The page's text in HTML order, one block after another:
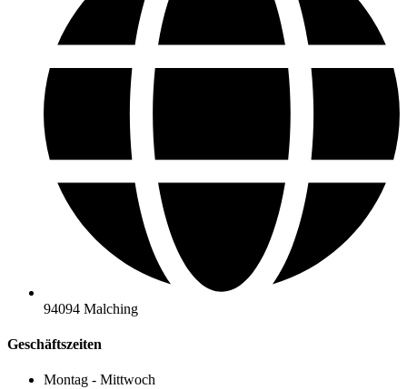
94094 Malching
Geschäftszeiten
Montag - Mittwoch